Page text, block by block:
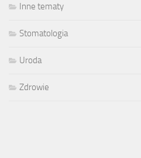
Inne tematy
Stomatologia
Uroda
Zdrowie